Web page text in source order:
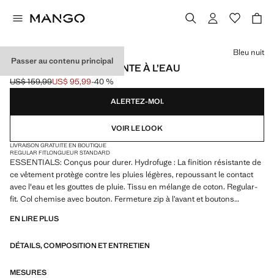
Passer au contenu principal
VESTE COTON RÉSISTANTE À L’EAU
Prix initial barré [US$ 159,99 ]
US$ 159,99
Prix actuel [US$ 95,99 ]
US$ 95,99-40 %
Choisissez une couleur
Bleu nuit
ALERTEZ-MOI.
VOIR LE LOOK
LIVRAISON GRATUITE EN BOUTIQUE
REGULAR FITLONGUEUR STANDARD
ESSENTIALS: Conçus pour durer. Hydrofuge : La finition résistante de
ce vêtement protège contre les pluies légères, repoussant le contact
avec l'eau et les gouttes de pluie. Tissu en mélange de coton. Regular-
fit. Col chemise avec bouton. Fermeture zip à l’avant et boutons
rabat et bouton à l’avant. Manches longues et poignets boutonnés.
calidad añadiendo nuevas pruebas de resistencia a nuestras prendas.
EN LIRE PLUS
DÉTAILS, COMPOSITION ET ENTRETIEN
MESURES